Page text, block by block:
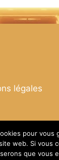
légales
Espace
pour vous
web. Si vous
que vous